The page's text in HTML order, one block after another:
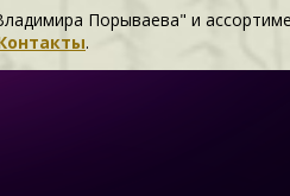
Порываева" и
.